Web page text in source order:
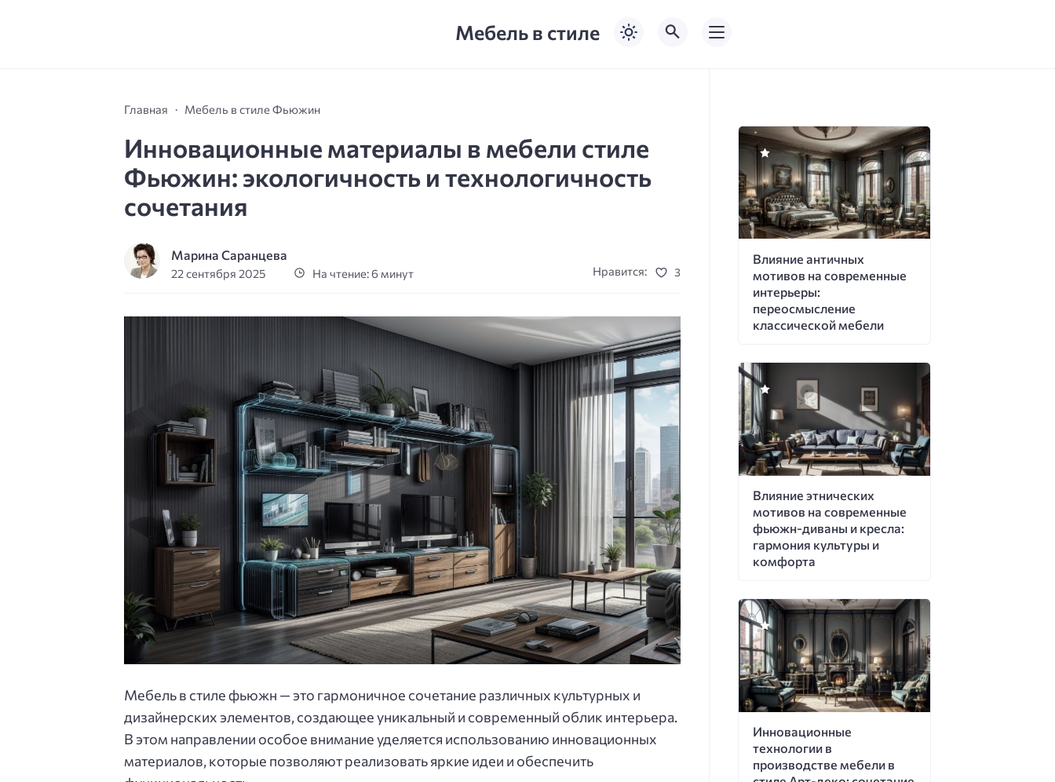
Мебель в стиле
Главная Мебель в стиле Фьюжин
Инновационные материалы в мебели стиле
Фьюжин: экологичность и технологичность
сочетания
Марина Саранцева
22 сентября 2025 На чтение: 6 минут Нравится: 3
Мебель в стиле фьюжн — это гармоничное сочетание различных культурных и
дизайнерских элементов, создающее уникальный и современный облик интерьера.
В этом направлении особое внимание уделяется использованию инновационных
материалов, которые позволяют реализовать яркие идеи и обеспечить
Влияние античных
мотивов на современные
интерьеры:
переосмысление
классической мебели
Влияние этнических
мотивов на современные
фьюжн-диваны и кресла:
гармония культуры и
комфорта
Инновационные
технологии в
производстве мебели в